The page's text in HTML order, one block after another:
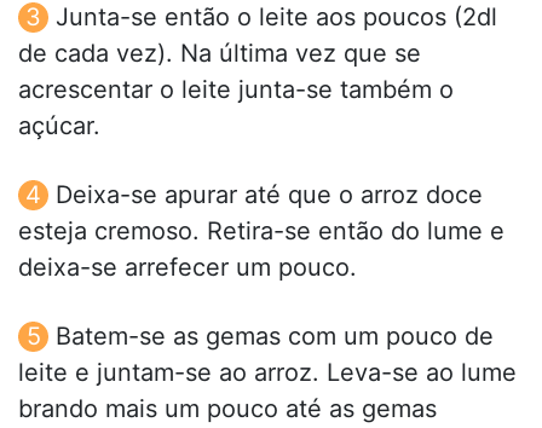
Junta-se então o leite aos poucos (2dl
de cada vez). Na última vez que se
acrescentar o leite junta-se também o
açúcar.
Deixa-se apurar até que o arroz doce
esteja cremoso. Retira-se então do lume e
deixa-se arrefecer um pouco.
Batem-se as gemas com um pouco de
leite e juntam-se ao arroz. Leva-se ao lume
brando mais um pouco até as gemas